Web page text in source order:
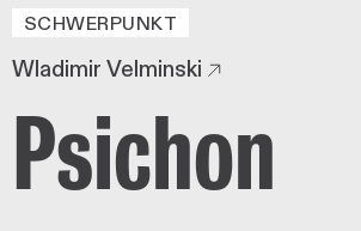
SCHWERPUNKT
Wladimir Velminski
Psichon